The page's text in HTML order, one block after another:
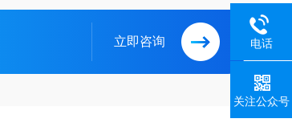
立即咨询 电话
关注公众号